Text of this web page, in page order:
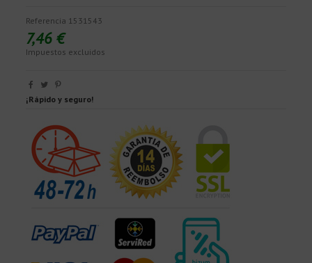
Referencia 1531543
7,46 €
Impuestos excluidos
¡Rápido y seguro!